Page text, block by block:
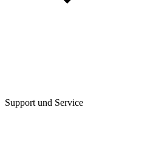
Support und Service